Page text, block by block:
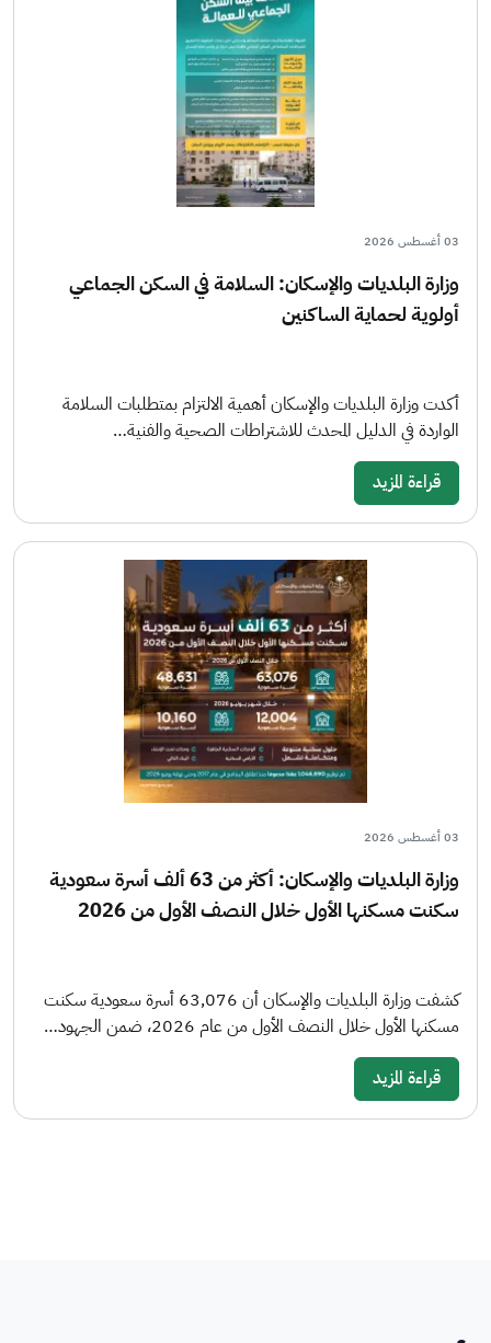
03 أغسطس 2026
وزارة البلديات والإسكان: السلامة في السكن الجماعي
أولوية لحماية الساكنين
أكدت وزارة البلديات والإسكان أهمية الالتزام بمتطلبات السلامة
الواردة في الدليل المحدث للاشتراطات الصحية والفنية…
قراءة المزيد
03 أغسطس 2026
وزارة البلديات والإسكان: أكثر من 63 ألف أسرة سعودية
سكنت مسكنها الأول خلال النصف الأول من 2026
كشفت وزارة البلديات والإسكان أن 63,076 أسرة سعودية سكنت
مسكنها الأول خلال النصف الأول من عام 2026، ضمن الجهود…
قراءة المزيد